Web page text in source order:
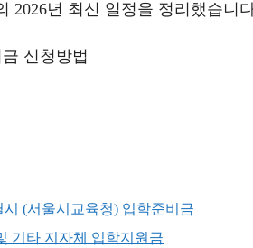
2026년 최신 일정을 정리했습니
시 (서울시교육청) 입학준비금
기타 지자체 입학지원금